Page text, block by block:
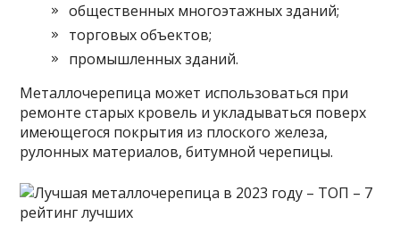
общественных многоэтажных зданий;
торговых объектов;
промышленных зданий.
Металлочерепица может использоваться при
ремонте старых кровель и укладываться поверх
имеющегося покрытия из плоского железа,
рулонных материалов, битумной черепицы.